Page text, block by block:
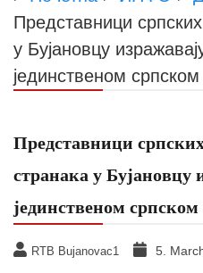
Представници
у Бујановцу
јединственом
Представници
странака у Бујановцу
јединственом
RTB Bujanovac1 5.